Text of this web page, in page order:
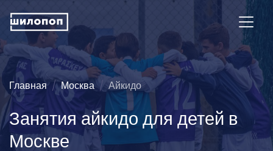
Главная Москва Айкидо
Занятия айкидо для детей в
Москве